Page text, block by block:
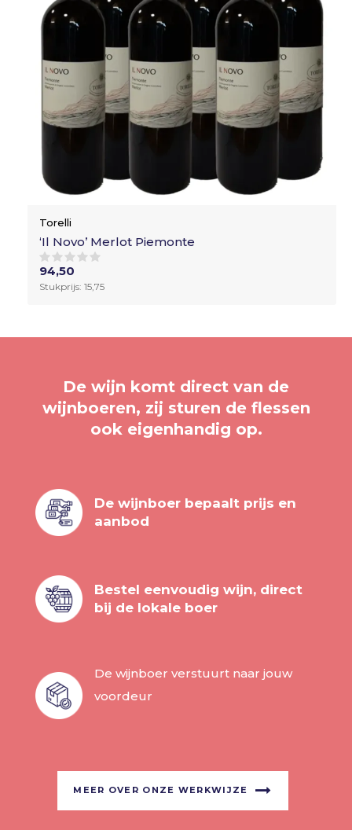
Torelli
‘Il Novo’ Merlot Piemonte
94,50
Stukprijs: 15,75
De wijn komt direct van de
wijnboeren, zij sturen de flessen
ook eigenhandig op.
De wijnboer bepaalt prijs en
aanbod
Bestel eenvoudig wijn, direct
bij de lokale boer
De wijnboer verstuurt naar jouw
voordeur
MEER OVER ONZE WERKWIJZE